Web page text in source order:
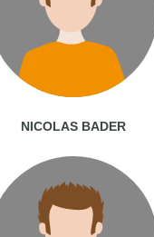
NICOLAS BADER